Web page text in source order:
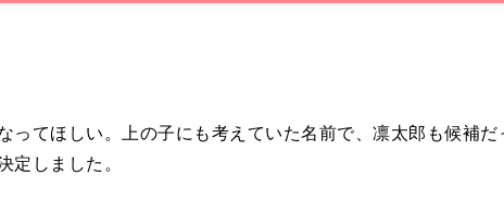
ってほしい。上の子にも考えていた名前で、凛太郎も候補だ
定しました。